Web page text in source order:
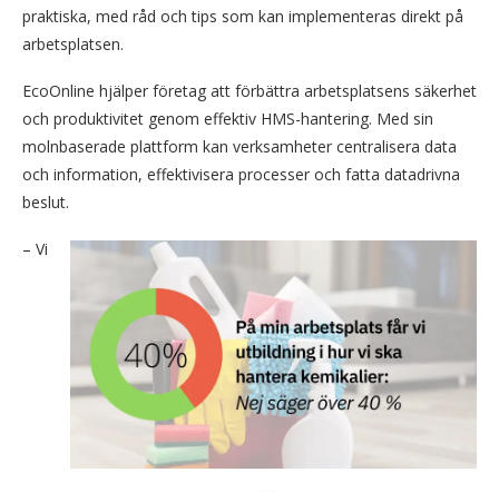
praktiska, med råd och tips som kan implementeras direkt på
arbetsplatsen.
EcoOnline hjälper företag att förbättra arbetsplatsens säkerhet
och produktivitet genom effektiv HMS-hantering. Med sin
molnbaserade plattform kan verksamheter centralisera data
och information, effektivisera processer och fatta datadrivna
beslut.
– Vi